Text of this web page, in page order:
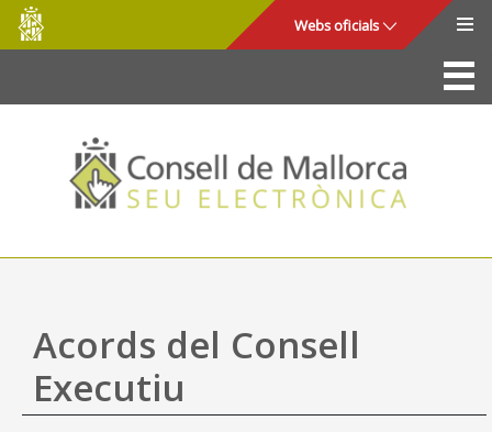
Salta al contingut principal
Consell
de
Mallorca
Webs oficials
La Seu
Consell de Mallorca
Accés i seguretat
Utilitats
Ajuda
Acords del Consell
Executiu